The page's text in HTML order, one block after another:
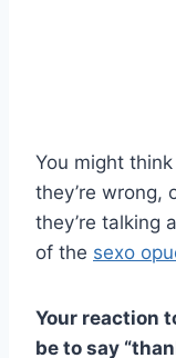
You might
they’re wrong,
they’re talking
of the sexo
Your reaction
be to say